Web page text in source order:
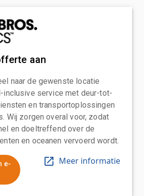
aan
naar de gewenste locatie
inclusive service met deur-tot-
en transportoplossingen
Wij zorgen overal voor, zodat
en doeltreffend over de
en oceanen vervoerd wordt.
e-
Meer informatie